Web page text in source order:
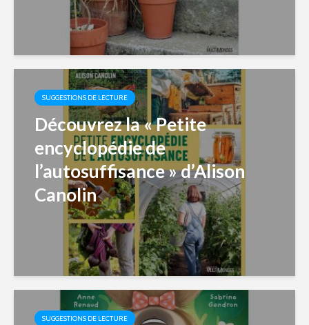
SUGGESTIONS DE LECTURE
Découvrez la « Petite
encyclopédie de
l’autosuffisance » d’Alison
Canolin
SUGGESTIONS DE LECTURE